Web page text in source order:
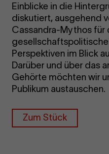
Einblicke in die
diskutiert, ausgehend
Cassandra-Mythos für
Perspektiven im Blick
Darüber und über das
Gehörte möchten wir
Publikum austauschen.
Zum Stück